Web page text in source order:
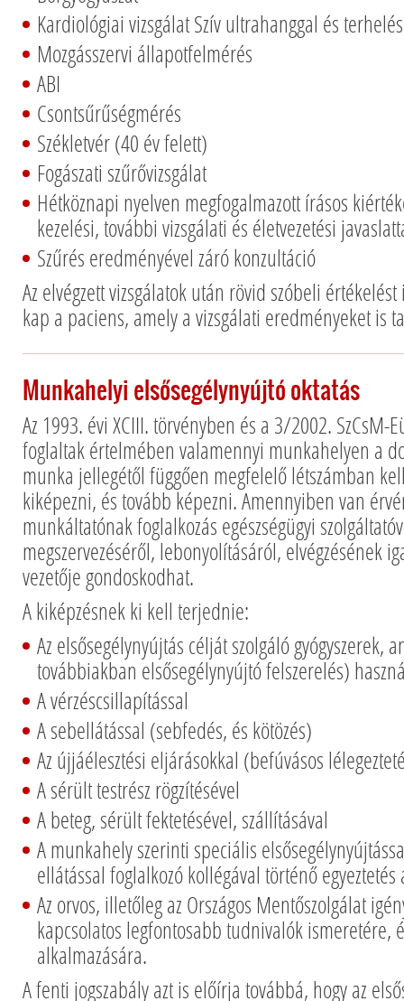
Kardiológiai vizsgálat Szív ultrahanggal és
Mozgásszervi állapotfelmérés
ABI
Csontsűrűségmérés
Székletvér (40 év felett)
Fogászati szűrővizsgálat
Hétköznapi nyelven megfogalmazott írásos
kezelési, további vizsgálati és életvezetési
Szűrés eredményével záró konzultáció
Az elvégzett vizsgálatok után rövid szóbeli
kap a paciens, amely a vizsgálati eredményeket is
Munkahelyi elsősegélynyújtó oktatás
Az 1993. évi XCIII. törvényben és a 3/2002.
foglaltak értelmében valamennyi munkahelyen a
munka jellegétől függően megfelelő létszámban
kiképezni, és tovább képezni. Amennyiben van
munkáltatónak foglalkozás egészségügyi
megszervezéséről, lebonyolításáról, elvégzésének
vezetője gondoskodhat.
A kiképzésnek ki kell terjednie:
Az elsősegélynyújtás célját szolgáló gyógyszerek,
továbbiakban elsősegélynyújtó felszerelés)
A vérzéscsillapítással
A sebellátással (sebfedés, és kötözés)
Az újjáélesztési eljárásokkal (befúvásos
A sérült testrész rögzítésével
A beteg, sérült fektetésével, szállításával
A munkahely szerinti speciális
ellátással foglalkozó kollégával történő
Az orvos, illetőleg az Országos Mentőszolgálat
kapcsolatos legfontosabb tudnivalók ismeretére,
alkalmazására.
A fenti jogszabály azt is előírja továbbá, hogy az